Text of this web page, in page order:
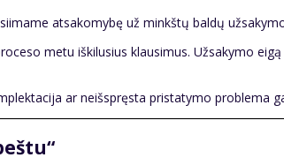
atsakomybę už minkštų baldų
metu iškilusius klausimus. Užsakymo
ar neišspręsta pristatymo problema